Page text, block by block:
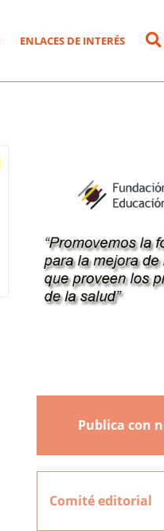
ENLACES DE INTERÉS
Publica con
Comité editorial